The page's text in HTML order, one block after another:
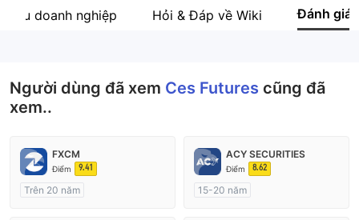
doanh nghiệp Hỏi & Đáp về Wiki Đánh giá
Người dùng đã xem Ces Futures cũng đã
xem..
FXCM
Điểm 9.41
Trên 20 năm
ACY SECURITIES
Điểm 8.62
15-20 năm